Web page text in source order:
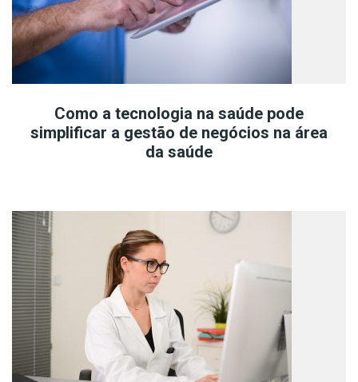
Como a tecnologia na saúde pode
simplificar a gestão de negócios na área
da saúde